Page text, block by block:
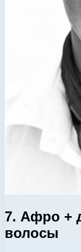
7. Афро +
волосы